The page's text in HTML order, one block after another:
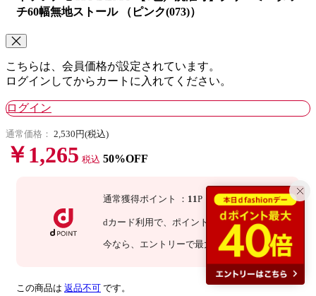
チ60幅無地ストール （ピンク(073)）
こちらは、会員価格が設定されています。
ログインしてからカートに入れてください。
ログイン
通常価格： 2,530円(税込)
￥1,265 税込 50%OFF
通常獲得ポイント ： 11P
dカード利用で、ポイント 倍 ：33P
今なら 、エントリーで最大 10 倍！ 詳細
この商品は 返品不可 です。